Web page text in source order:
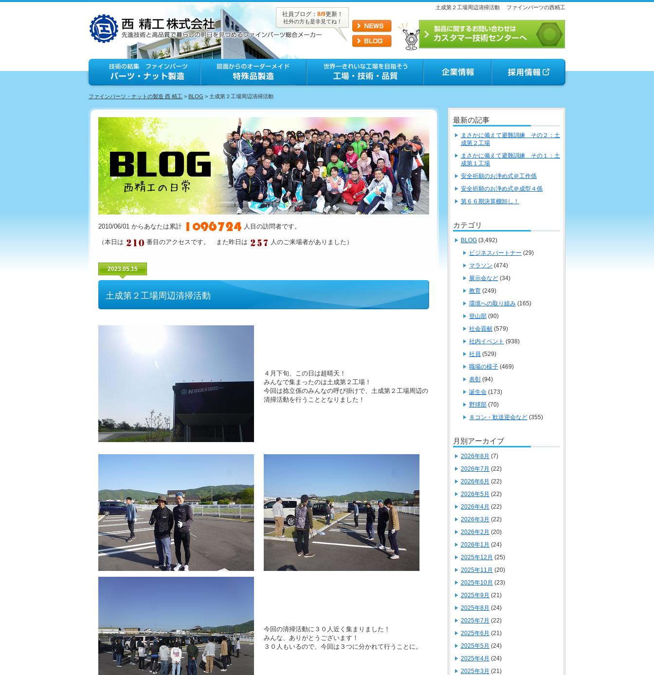
土成第２工場周辺清掃活動 ファインパーツの西精工
社員ブログ： 8/9更新！
社外の方も是非見てね！
ファインパーツ・ナットの製造 西 精工 > BLOG > 土成第２工場周辺清掃活動
2010/06/01 からあなたは累計 人目の訪問者です。
（本日は 番目のアクセスです。 また昨日は 人のご来場者がありました）
2023.05.15
土成第２工場周辺清掃活動
４月下旬、この日は超晴天！
みんなで集まったのは土成第２工場！
今回は捻立係のみんなの呼び掛けで、土成第２工場周辺の
清掃活動を行うこととなりました！
今回の清掃活動に３０人近く集まりました！
みんな、ありがとうございます！
３０人もいるので、今回は３つに分かれて行うことに。
最新の記事
まさかに備えて避難訓練 その２：土
成第２工場
まさかに備えて避難訓練 その１：土
成第１工場
安全祈願のお浄め式＠工作係
安全祈願のお浄め式＠成型４係
第６６期決算棚卸し！
カテゴリ
BLOG (3,492)
ビジネスパートナー (29)
マラソン (474)
展示会など (34)
教育 (249)
環境への取り組み (165)
登山部 (90)
社会貢献 (579)
社内イベント (938)
社員 (529)
職場の様子 (469)
表彰 (94)
誕生会 (173)
野球部 (70)
８コン・歓送迎会など (355)
月別アーカイブ
2026年8月 (7)
2026年7月 (22)
2026年6月 (22)
2026年5月 (22)
2026年4月 (22)
2026年3月 (22)
2026年2月 (20)
2026年1月 (24)
2025年12月 (25)
2025年11月 (20)
2025年10月 (23)
2025年9月 (21)
2025年8月 (24)
2025年7月 (22)
2025年6月 (21)
2025年5月 (24)
2025年4月 (24)
2025年3月 (21)